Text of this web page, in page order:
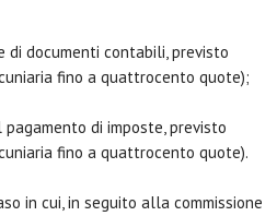
documenti contabili, previsto
fino a quattrocento quote);
di imposte, previsto
fino a quattrocento quote).
in cui, in seguito alla commissione